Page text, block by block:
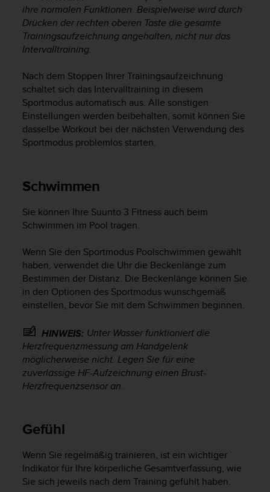
ihre normalen Funktionen. Beispielweise wird durch
Drücken der rechten oberen Taste die gesamte
Trainingsaufzeichnung angehalten, nicht nur das
Intervalltraining.
Nach dem Stoppen Ihrer Trainingsaufzeichnung
schaltet sich das Intervalltraining in diesem
Sportmodus automatisch aus. Alle sonstigen
Einstellungen werden beibehalten, somit können Sie
dasselbe Workout bei der nächsten Verwendung des
Sportmodus problemlos starten.
Schwimmen
Sie können Ihre Suunto 3 Fitness auch beim
Schwimmen im Pool tragen.
Wenn Sie den Sportmodus Poolschwimmen gewählt
haben, verwendet die Uhr die Beckenlänge zum
Bestimmen der Distanz. Die Beckenlänge können Sie
in den Optionen des Sportmodus wunschgemäß
einstellen, bevor Sie mit dem Schwimmen beginnen.
HINWEIS: Unter Wasser funktioniert die
Herzfrequenzmessung am Handgelenk
möglicherweise nicht. Legen Sie für eine
zuverlässige HF-Aufzeichnung einen Brust-
Herzfrequenzsensor an.
Gefühl
Wenn Sie regelmäßig trainieren, ist ein wichtiger
Indikator für Ihre körperliche Gesamtverfassung, wie
Sie sich jeweils nach dem Training gefühlt haben.